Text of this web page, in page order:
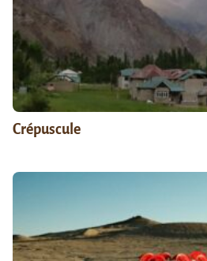
Crépuscule